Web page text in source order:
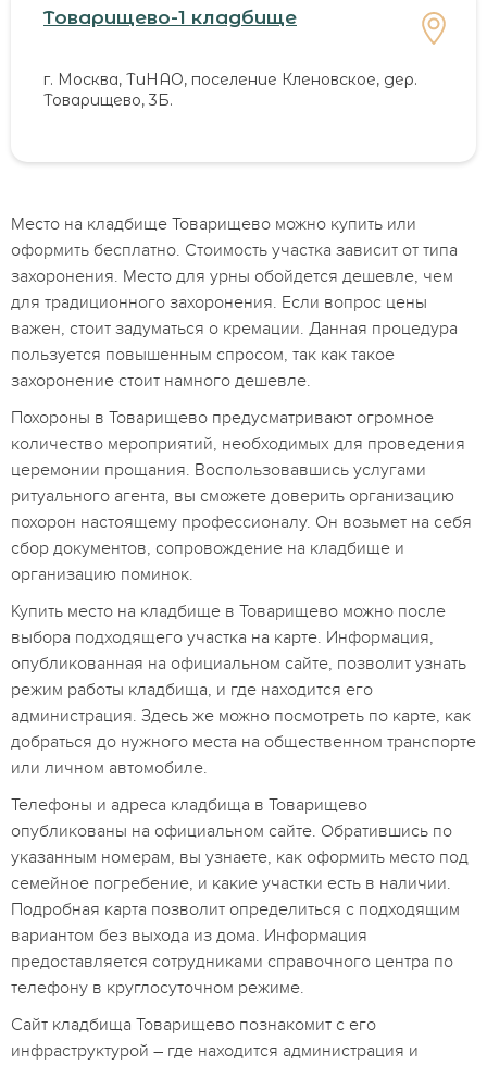
Товарищево-1 кладбище
г. Москва, ТиНАО, поселение Кленовское, дер.
Товарищево, 3Б.
Место на кладбище Товарищево можно купить или
оформить бесплатно. Стоимость участка зависит от типа
захоронения. Место для урны обойдется дешевле, чем
для традиционного захоронения. Если вопрос цены
важен, стоит задуматься о кремации. Данная процедура
пользуется повышенным спросом, так как такое
захоронение стоит намного дешевле.
Похороны в Товарищево предусматривают огромное
количество мероприятий, необходимых для проведения
церемонии прощания. Воспользовавшись услугами
ритуального агента, вы сможете доверить организацию
похорон настоящему профессионалу. Он возьмет на себя
сбор документов, сопровождение на кладбище и
организацию поминок.
Купить место на кладбище в Товарищево можно после
выбора подходящего участка на карте. Информация,
опубликованная на официальном сайте, позволит узнать
режим работы кладбища, и где находится его
администрация. Здесь же можно посмотреть по карте, как
добраться до нужного места на общественном транспорте
или личном автомобиле.
Телефоны и адреса кладбища в Товарищево
опубликованы на официальном сайте. Обратившись по
указанным номерам, вы узнаете, как оформить место под
семейное погребение, и какие участки есть в наличии.
Подробная карта позволит определиться с подходящим
вариантом без выхода из дома. Информация
предоставляется сотрудниками справочного центра по
телефону в круглосуточном режиме.
Сайт кладбища Товарищево познакомит с его
инфраструктурой – где находится администрация и